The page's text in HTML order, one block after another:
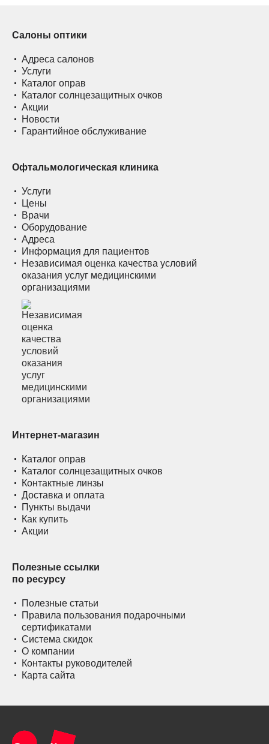
Салоны оптики
Адреса салонов
Услуги
Каталог оправ
Каталог солнцезащитных очков
Акции
Новости
Гарантийное обслуживание
Офтальмологическая клиника
Услуги
Цены
Врачи
Оборудование
Адреса
Информация для пациентов
Независимая оценка качества условий
оказания услуг медицинскими
организациями
Интернет-магазин
Каталог оправ
Каталог солнцезащитных очков
Контактные линзы
Доставка и оплата
Пункты выдачи
Как купить
Акции
Полезные ссылки
по ресурсу
Полезные статьи
Правила пользования подарочными
сертификатами
Система скидок
О компании
Контакты руководителей
Карта сайта